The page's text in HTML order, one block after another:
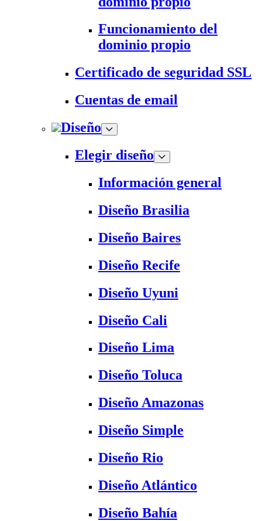
Funcionamiento del
dominio propio
Certificado de seguridad SSL
Cuentas de email
Diseño
Elegir diseño
Información general
Diseño Brasilia
Diseño Baires
Diseño Recife
Diseño Uyuni
Diseño Cali
Diseño Lima
Diseño Toluca
Diseño Amazonas
Diseño Simple
Diseño Rio
Diseño Atlántico
Diseño Bahía